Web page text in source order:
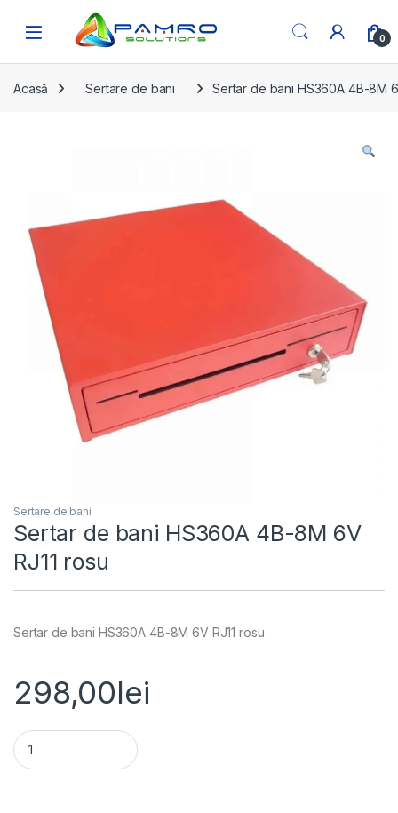
Skip to navigation
Open 0
Acasă Sertare de bani Sertar de bani HS360A 4B-8M
Sertare de bani
Sertar de bani HS360A 4B-8M 6V
RJ11 rosu
Sertar de bani HS360A 4B-8M 6V RJ11 rosu
298,00lei
Sertar de bani HS360A 4B-8M 6V RJ11 rosu quantity